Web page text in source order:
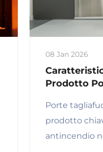
08 Jan 2026
Prodotto
Struttura,
Anima
Porte
prodotto
antincendio